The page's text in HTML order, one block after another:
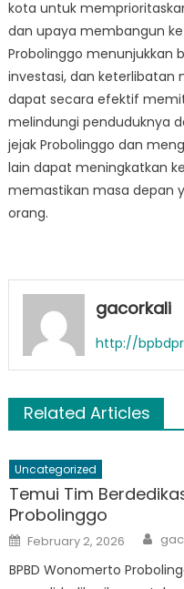
kota untuk
dan upaya membangun
Probolinggo menunjukkan
investasi, dan keterlibatan
dapat secara efektif
melindungi penduduknya
jejak Probolinggo dan
lain dapat meningkatkan
memastikan masa depan
orang.
gacorkali
http://
Related Articles
Uncategorized
Temui Tim
Probolinggo
Posted
on
February 2, 2026
BPBD Wonomerto